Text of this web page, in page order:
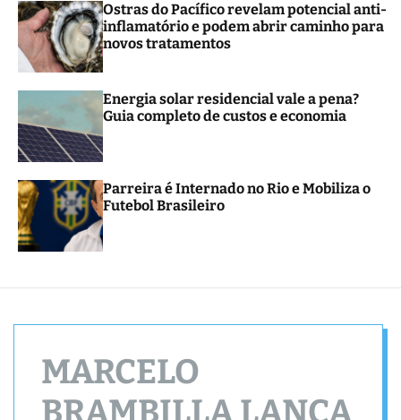
o
r
e
Ostras do Pacífico revelam potencial anti-
inflamatório e podem abrir caminho para
novos tratamentos
Energia solar residencial vale a pena?
Guia completo de custos e economia
Parreira é Internado no Rio e Mobiliza o
Futebol Brasileiro
MARCELO